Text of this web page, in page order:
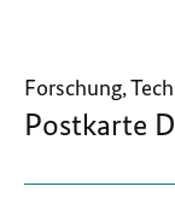
Forschung,
Postkarte